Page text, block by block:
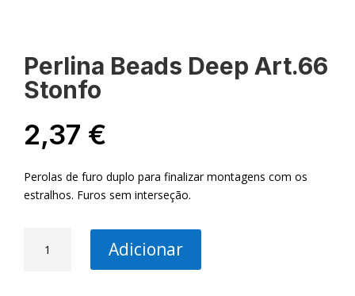
Perlina Beads Deep Art.66
Stonfo
2,37 €
Perolas de furo duplo para finalizar montagens com os
estralhos. Furos sem interseção.
Adicionar